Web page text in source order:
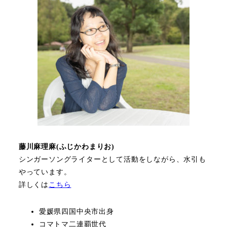
藤川麻理麻(ふじかわまりお)
シンガーソングライターとして活動をしながら、水引も
やっています。
詳しくは こちら
愛媛県四国中央市出身
コマトマ二連覇世代